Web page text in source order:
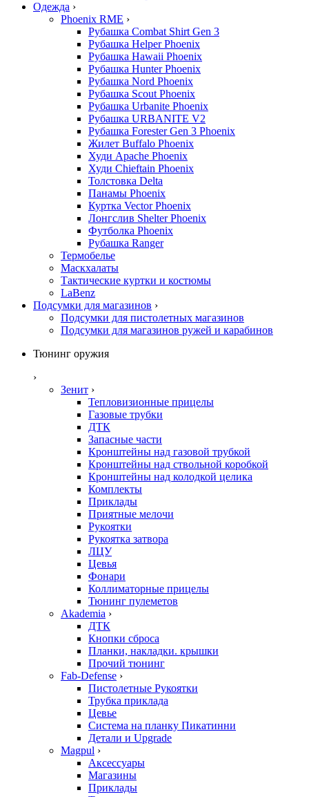
Одежда ›
Phoenix RME ›
Рубашка Combat Shirt Gen 3
Рубашка Helper Phoenix
Рубашка Hawaii Phoenix
Рубашка Hunter Phoenix
Рубашка Nord Phoenix
Рубашка Scout Phoenix
Рубашка Urbanite Phoenix
Рубашка URBANITE V2
Рубашка Forester Gen 3 Phoenix
Жилет Buffalo Phoenix
Худи Apache Phoenix
Худи Chieftain Phoenix
Толстовка Delta
Панамы Phoenix
Куртка Vector Phoenix
Лонгслив Shelter Phoenix
Футболка Phoenix
Рубашка Ranger
Термобелье
Маскхалаты
Тактические куртки и костюмы
LaBenz
Подсумки для магазинов ›
Подсумки для пистолетных магазинов
Подсумки для магазинов ружей и карабинов
Тюнинг оружия
›
Зенит ›
Тепловизионные прицелы
Газовые трубки
ДТК
Запасные части
Кронштейны над газовой трубкой
Кронштейны над ствольной коробкой
Кронштейны над колодкой целика
Комплекты
Приклады
Приятные мелочи
Рукоятки
Рукоятка затвора
ЛЦУ
Цевья
Фонари
Коллиматорные прицелы
Тюнинг пулеметов
Akademia ›
ДТК
Кнопки сброса
Планки, накладки. крышки
Прочий тюнинг
Fab-Defense ›
Пистолетные Рукоятки
Трубка приклада
Цевье
Система на планку Пикатинни
Детали и Upgrade
Magpul ›
Аксессуары
Магазины
Приклады